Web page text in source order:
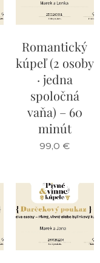
Romantický
kúpeľ (2 osoby
· jedna
spoločná
vaňa) – 60
minút
99,0 €